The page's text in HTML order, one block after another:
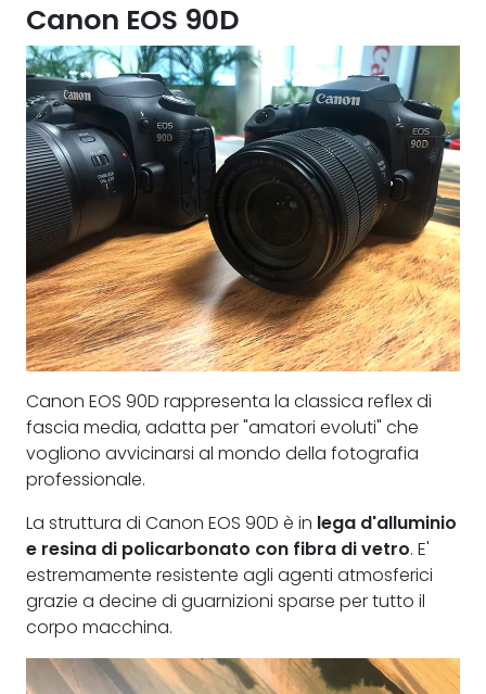
Canon EOS 90D
Canon EOS 90D rappresenta la classica reflex di
fascia media, adatta per "amatori evoluti" che
vogliono avvicinarsi al mondo della fotografia
professionale.
La struttura di Canon EOS 90D è in lega d'alluminio
e resina di policarbonato con fibra di vetro. E'
estremamente resistente agli agenti atmosferici
grazie a decine di guarnizioni sparse per tutto il
corpo macchina.